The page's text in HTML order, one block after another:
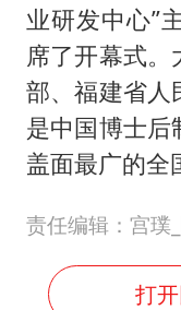
业研发中心”
席了开幕式
部、福建省人
是中国博士后
盖面最广的全
责任编辑：宫璞
打